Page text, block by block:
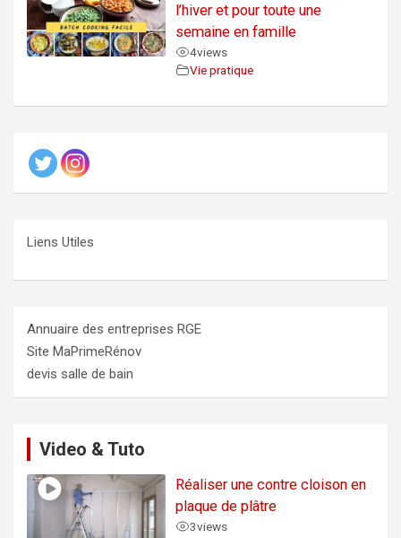
l’hiver et pour toute une
semaine en famille
4views
Vie pratique
Liens Utiles
Annuaire des entreprises RGE
Site MaPrimeRénov
devis salle de bain
Video & Tuto
Réaliser une contre cloison en
plaque de plâtre
3views